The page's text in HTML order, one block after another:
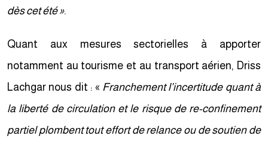
dès cet été »
Quant aux mesures sectorielles à apporter
notamment au tourisme et au transport aérien, Driss
Lachgar nous dit : «Franchement l’incertitude quant à
la liberté de circulation et le risque de re-confinement
partiel plombent tout effort de relance ou de soutien de